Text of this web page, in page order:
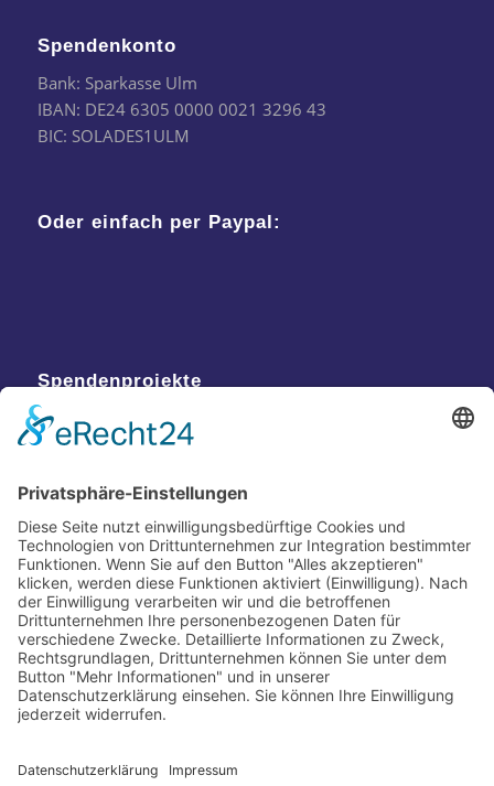
Spendenkonto
Bank: Sparkasse Ulm
IBAN: DE24 6305 0000 0021 3296 43
BIC: SOLADES1ULM
Oder einfach per Paypal:
Spendenprojekte
Kontakt
Postanschrift
Traumkatzen e.V.
89231 Neu-Ulm